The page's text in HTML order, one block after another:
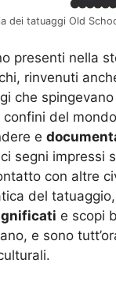
dei tatuaggi Old
presenti nella
rinvenuti
che spingevano
confini del
e
segni impressi
con altre
del
e scopi
e sono